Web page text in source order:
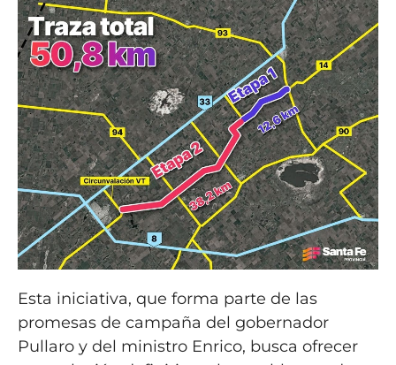
Esta iniciativa, que forma parte de las
promesas de campaña del gobernador
Pullaro y del ministro Enrico, busca ofrecer